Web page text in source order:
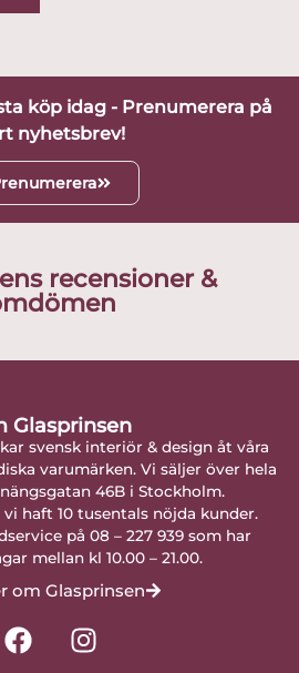
köp idag - Prenumerera på
nyhetsbrev!
recensioner &
Glasprinsen
svensk interiör & design åt våra
varumärken. Vi säljer över hela
46B i Stockholm.
vi haft 10 tusentals nöjda kunder.
på 08 – 227 939 som har
mellan kl 10.00 – 21.00.
om Glasprinsen
F
a
I
n